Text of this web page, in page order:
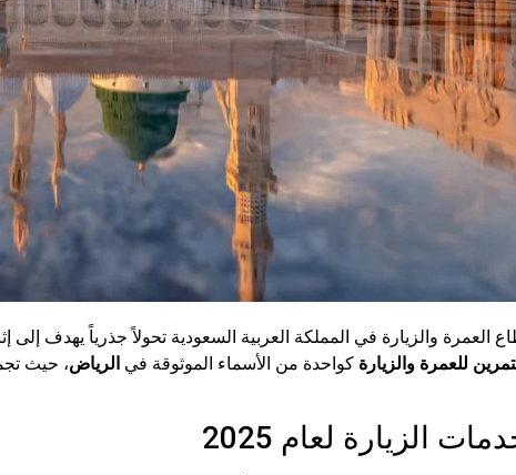
2025، يشهد قطاع العمرة والزيارة في المملكة العربية السعودية تحولاً
للعمرة والزيارة كواحدة من الأسماء الموثوقة في الرياض، حيث
الزيارة لعام 2025